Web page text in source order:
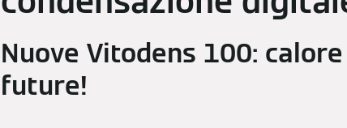
Nuove Vitodens 100:
future!